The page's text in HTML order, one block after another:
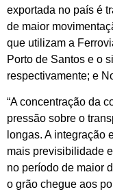
exportada no país é
de maior
que utilizam a
Porto de Santos e o
respectivamente; e
“A concentração da
pressão sobre o
longas. A integração
mais previsibilidade
no período de maior
o grão chegue aos